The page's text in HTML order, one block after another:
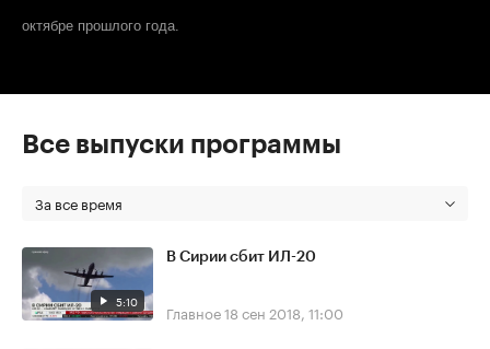
октябре прошлого года.
Все выпуски программы
За все время
5:10
В Сирии сбит ИЛ-20
Главное18 сен 2018, 11:00